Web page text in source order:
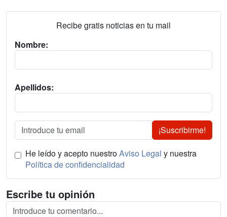
Recibe gratis noticias en tu mail
Nombre:
Apellidos:
¡Suscribirme!
He leído y acepto nuestroAviso Legal y nuestra
Política de confidencialidad
Escribe tu opinión